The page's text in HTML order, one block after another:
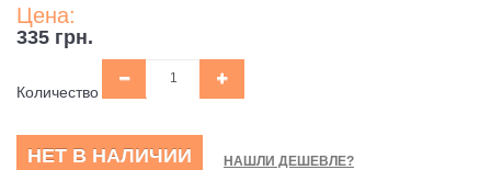
Цена:
335 грн.
Количество
НЕТ В НАЛИЧИИ НАШЛИ ДЕШЕВЛЕ?